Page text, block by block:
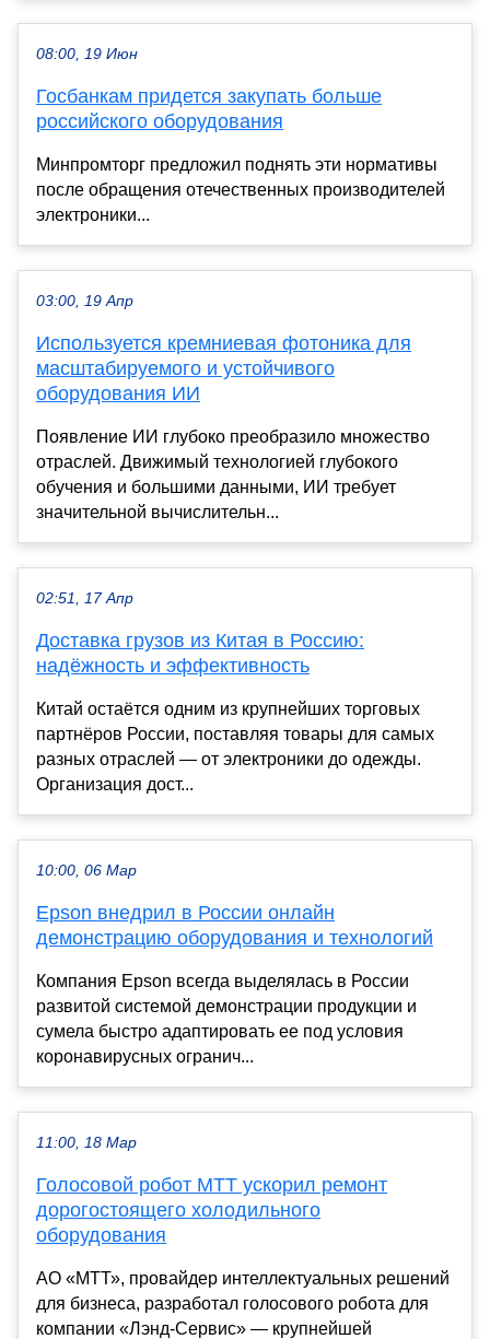
08:00, 19 Июн
Госбанкам придется закупать больше
российского оборудования
Минпромторг предложил поднять эти нормативы
после обращения отечественных производителей
электроники...
03:00, 19 Апр
Используется кремниевая фотоника для
масштабируемого и устойчивого
оборудования ИИ
Появление ИИ глубоко преобразило множество
отраслей. Движимый технологией глубокого
обучения и большими данными, ИИ требует
значительной вычислительн...
02:51, 17 Апр
Доставка грузов из Китая в Россию:
надёжность и эффективность
Китай остаётся одним из крупнейших торговых
партнёров России, поставляя товары для самых
разных отраслей — от электроники до одежды.
Организация дост...
10:00, 06 Мар
Epson внедрил в России онлайн
демонстрацию оборудования и технологий
Компания Еpson всегда выделялась в России
развитой системой демонстрации продукции и
сумела быстро адаптировать ее под условия
коронавирусных огранич...
11:00, 18 Мар
Голосовой робот МТТ ускорил ремонт
дорогостоящего холодильного
оборудования
АО «МТТ», провайдер интеллектуальных решений
для бизнеса, разработал голосового робота для
компании «Лэнд-Сервис» — крупнейшей